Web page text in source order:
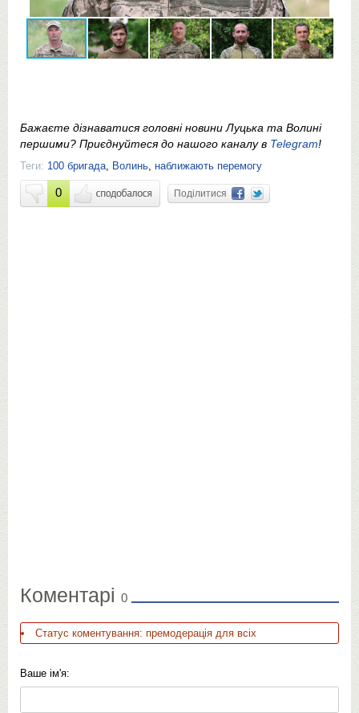
Бажаєте дізнаватися головні новини Луцька та Волині
першими? Приєднуйтеся до нашого каналу в Telegram!
Теги: 100 бригада Волинь наближають перемогу
0 Поділитися
Коментарі 0
Статус коментування: премодерація для всіх
Ваше ім'я: